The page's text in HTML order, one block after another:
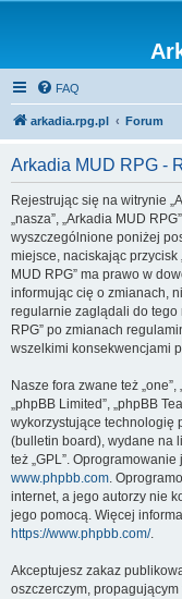
FAQ
arkadia.rpg.pl Forum
Arkadia MUD RPG -
Rejestrując się na witrynie
„nasza”, „Arkadia MUD
wyszczególnione poniżej
miejsce, naciskając przycisk
MUD RPG” ma prawo w
informując cię o zmianach,
regularnie zaglądali do tego
RPG” po zmianach
wszelkimi konsekwencjami
Nasze fora zwane też „one”,
„phpBB Limited”, „phpBB
wykorzystujące technologię
(bulletin board), wydane na
też „GPL”.
www.phpbb.com.
internet, a jego autorzy nie
jego pomocą. Więcej
https://www.phpbb.com/.
Akceptujesz zakaz
oszczerczym,